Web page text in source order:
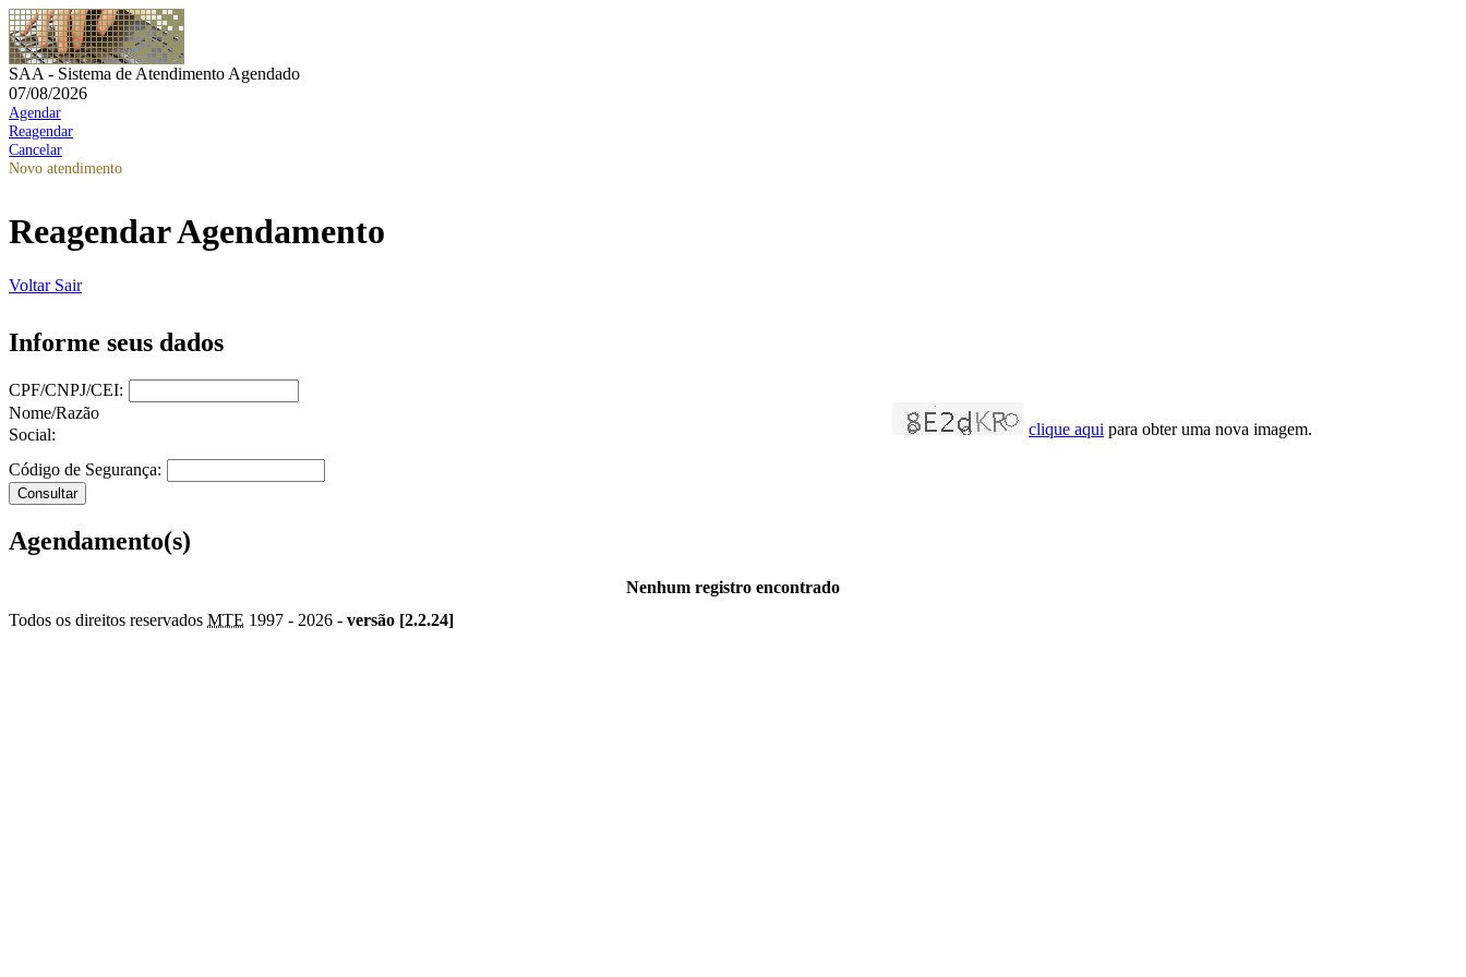
SAA - Sistema de Atendimento Agendado
07/08/2026
Agendar
Reagendar
Cancelar
Novo atendimento
Reagendar Agendamento
Voltar Sair
Informe seus dados
CPF/CNPJ/CEI:
Nome/Razão
Social:
clique aqui para obter uma nova imagem.
Código de Segurança:
Agendamento(s)
Nenhum registro encontrado
Todos os direitos reservados MTE 1997 - 2026 - versão [2.2.24]